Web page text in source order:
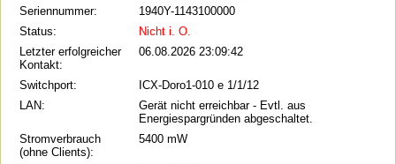
Seriennummer:
1940Y-1143100000
Status:
Nicht i. O.
Letzter erfolgreicher
Kontakt:
06.08.2026 23:09:42
Switchport:
ICX-Doro1-010 e 1/1/12
LAN:
Gerät nicht erreichbar - Evtl. aus
Energiespargründen abgeschaltet.
Stromverbrauch
(ohne Clients):
5400 mW